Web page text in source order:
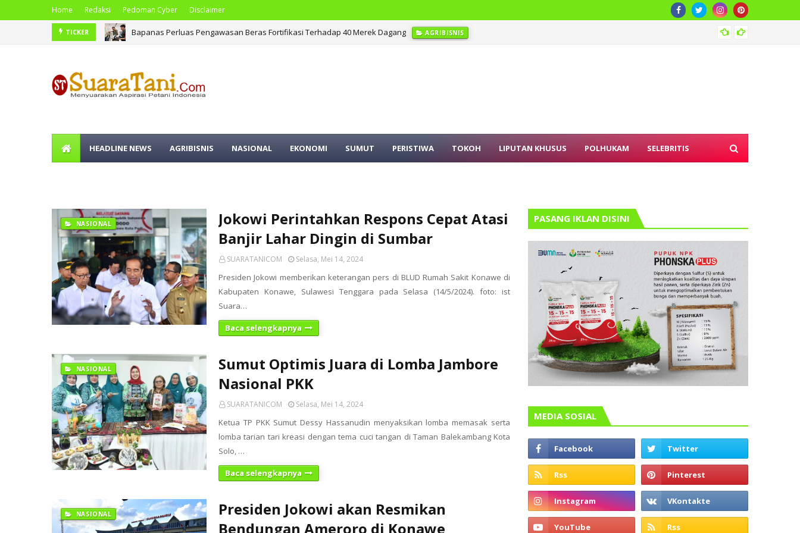
Home Redaksi Pedoman Cyber Disclaimer
TICKER Bapanas Perluas Pengawasan Beras Fortifikasi Terhadap 40 Merek Dagang AGRIBISNIS
HEADLINE NEWS AGRIBISNIS NASIONAL EKONOMI SUMUT PERISTIWA TOKOH LIPUTAN KHUSUS POLHUKAM SELEBRITIS
NASIONAL
Jokowi Perintahkan Respons Cepat Atasi
Banjir Lahar Dingin di Sumbar
SUARATANICOM Selasa, Mei 14, 2024
Presiden Jokowi memberikan keterangan pers di BLUD Rumah Sakit Konawe di
Kabupaten Konawe, Sulawesi Tenggara pada Selasa (14/5/2024). foto: ist
Suara…
Baca selengkapnya
NASIONAL
Sumut Optimis Juara di Lomba Jambore
Nasional PKK
SUARATANICOM Selasa, Mei 14, 2024
Ketua TP PKK Sumut Dessy Hassanudin menyaksikan lomba memasak serta
lomba tarian tari kreasi dengan tema cuci tangan di Taman Balekambang Kota
Solo, …
Baca selengkapnya
NASIONAL
Presiden Jokowi akan Resmikan
Bendungan Ameroro di Konawe
PASANG IKLAN DISINI
MEDIA SOSIAL